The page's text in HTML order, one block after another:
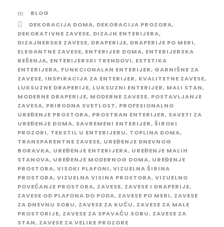
BLOG
DEKORACIJA DOMA, DEKORACIJA PROZORA,
DEKORATIVNE ZAVESE, DIZAJN ENTERIJERA,
DIZAJNERSKE ZAVESE, DRAPERIJE, DRAPERIJE PO MERI,
ELEGANTNE ZAVESE, ENTERIJER DOMA, ENTERIJERSKA
REŠENJA, ENTERIJERSKI TRENDOVI, ESTETIKA
ENTERIJERA, FUNKCIONALAN ENTERIJER, GARNIŠNE ZA
ZAVESE, INSPIRACIJA ZA ENTERIJER, KVALITETNE ZAVESE,
LUKSUZNE DRAPERIJE, LUKSUZNI ENTERIJER, MALI STAN,
MODERNE DRAPERIJE, MODERNE ZAVESE, POSTAVLJANJE
ZAVESA, PRIRODNA SVETLOST, PROFESIONALNO
UREĐENJE PROSTORA, PROSTRAN ENTERIJER, SAVETI ZA
UREĐENJE DOMA, SAVREMENI ENTERIJER, ŠIROKI
PROZORI, TEKSTIL U ENTERIJERU, TOPLINA DOMA,
TRANSPARENTNE ZAVESE, UREĐENJE DNEVNOG
BORAVKA, UREĐENJE ENTERIJERA, UREĐENJE MALIH
STANOVA, UREĐENJE MODERNOG DOMA, UREĐENJE
PROSTORA, VISOKI PLAFONI, VIZUELNA ŠIRINA
PROSTORA, VIZUELNA VISINA PROSTORA, VIZUELNO
POVEĆANJE PROSTORA, ZAVESE, ZAVESE I DRAPERIJE,
ZAVESE OD PLAFONA DO PODA, ZAVESE PO MERI, ZAVESE
ZA DNEVNU SOBU, ZAVESE ZA KUĆU, ZAVESE ZA MALE
PROSTORIJE, ZAVESE ZA SPAVAĆU SOBU, ZAVESE ZA
STAN, ZAVESE ZA VELIKE PROZORE